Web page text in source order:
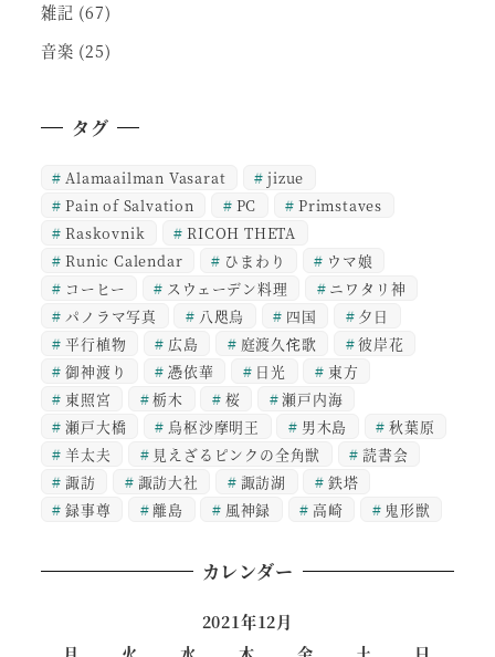
雑記 (67)
音楽 (25)
タグ
Alamaailman Vasarat
jizue
Pain of Salvation
PC
Primstaves
Raskovnik
RICOH THETA
Runic Calendar
ひまわり
ウマ娘
コーヒー
スウェーデン料理
ニワタリ神
パノラマ写真
八咫烏 四国
夕日
平行植物
広島 庭渡久侘歌
彼岸花
御神渡り
憑依華 日光
東方
東照宮
栃木 桜
瀬戸内海
瀬戸大橋
烏枢沙摩明王 男木島
秋葉原
羊太夫
見えざるピンクの全角獣
読書会
諏訪
諏訪大社 諏訪湖
鉄塔
録事尊
離島 風神録 高崎 鬼形獣
カレンダー
2021年12月